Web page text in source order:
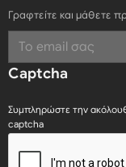
Γραφτείτε και μάθετε
Captcha
Συμπληρώστε την
captcha